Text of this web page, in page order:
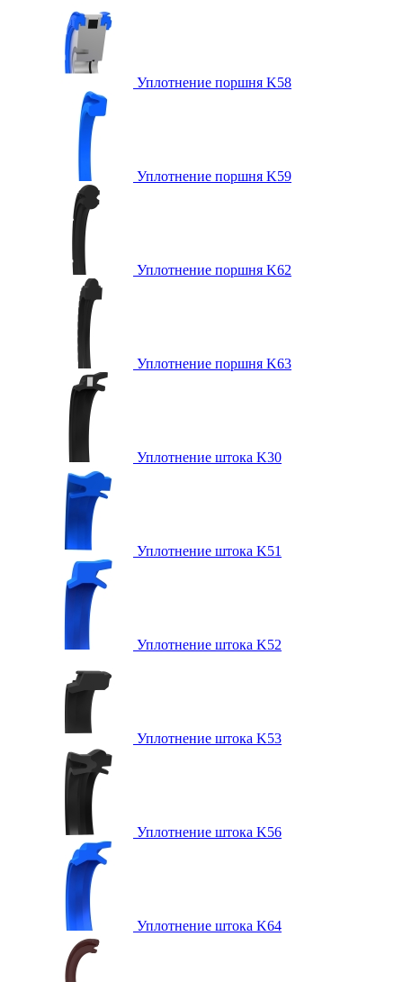
Уплотнение поршня K58
Уплотнение поршня K59
Уплотнение поршня K62
Уплотнение поршня K63
Уплотнение штока K30
Уплотнение штока K51
Уплотнение штока K52
Уплотнение штока K53
Уплотнение штока K56
Уплотнение штока K64